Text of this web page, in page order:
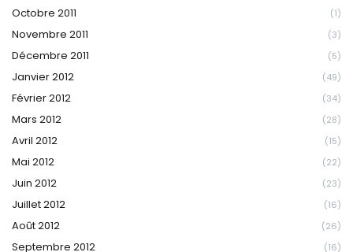
Octobre 2011 (1)
Novembre 2011 (3)
Décembre 2011 (5)
Janvier 2012 (49)
Février 2012 (34)
Mars 2012 (28)
Avril 2012 (15)
Mai 2012 (22)
Juin 2012 (23)
Juillet 2012 (16)
Août 2012 (26)
Septembre 2012 (16)